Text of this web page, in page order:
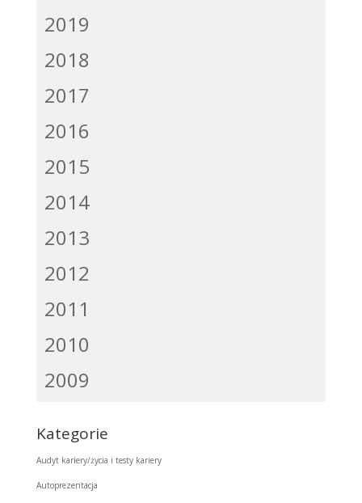
2019
2018
2017
2016
2015
2014
2013
2012
2011
2010
2009
Kategorie
Audyt kariery/życia i testy kariery
Autoprezentacja